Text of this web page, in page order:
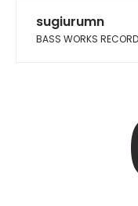
sugiurumn
BASS WORKS